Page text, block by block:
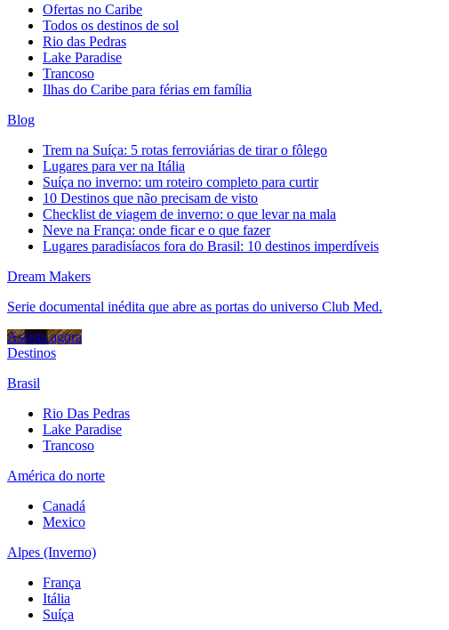
Ofertas no Caribe
Todos os destinos de sol
Rio das Pedras
Lake Paradise
Trancoso
Ilhas do Caribe para férias em família
Blog
Trem na Suíça: 5 rotas ferroviárias de tirar o fôlego
Lugares para ver na Itália
Suíça no inverno: um roteiro completo para curtir
10 Destinos que não precisam de visto
Checklist de viagem de inverno: o que levar na mala
Neve na França: onde ficar e o que fazer
Lugares paradisíacos fora do Brasil: 10 destinos imperdíveis
Dream Makers
Serie documental inédita que abre as portas do universo Club Med.
Assista agora
Destinos
Brasil
Rio Das Pedras
Lake Paradise
Trancoso
América do norte
Canadá
Mexico
Alpes (Inverno)
França
Itália
Suíça